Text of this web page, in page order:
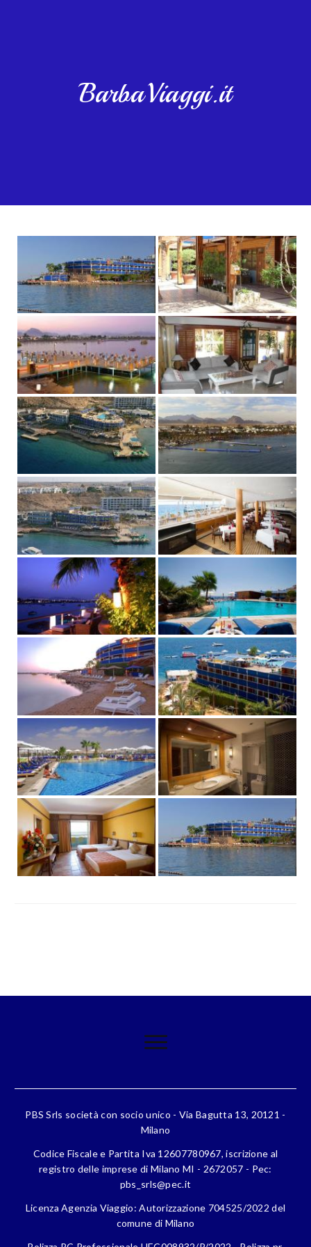
BarbaViaggi.it
PBS Srls società con socio unico - Via Bagutta 13, 20121 -
Milano
Codice Fiscale e Partita Iva 12607780967, iscrizione al
registro delle imprese di Milano MI - 2672057 - Pec:
pbs_srls@pec.it
Licenza Agenzia Viaggio: Autorizzazione 704525/2022 del
comune di Milano